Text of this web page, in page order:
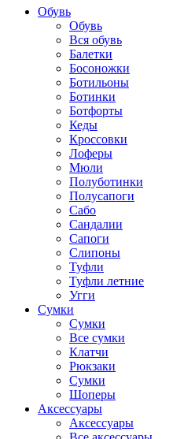
Обувь
Обувь
Вся обувь
Балетки
Босоножки
Ботильоны
Ботинки
Ботфорты
Кеды
Кроссовки
Лоферы
Мюли
Полуботинки
Полусапоги
Сабо
Сандалии
Сапоги
Слипоны
Туфли
Туфли летние
Угги
Сумки
Сумки
Все сумки
Клатчи
Рюкзаки
Сумки
Шоперы
Аксессуары
Аксессуары